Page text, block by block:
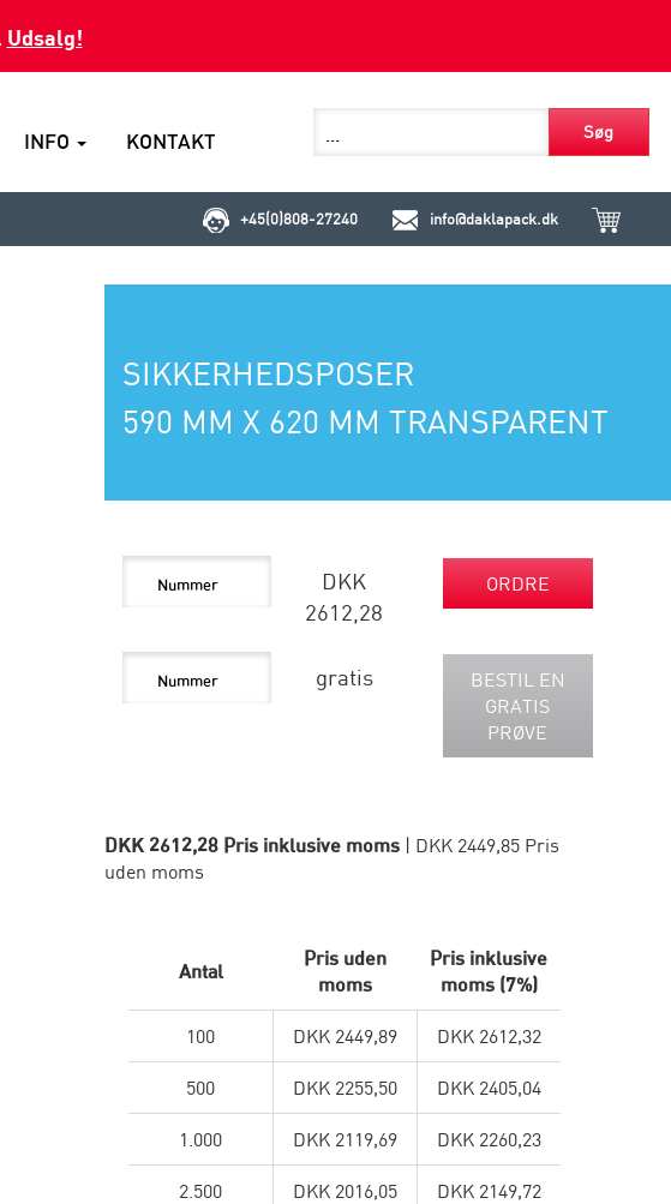
Udsalg!
INFO KONTAKT Søg
+45(0)808-27240 info@daklapack.dk
SIKKERHEDSPOSER
590 MM X 620 MM TRANSPARENT
DKK
2612,28
ORDRE
gratis
BESTIL EN
GRATIS
PRØVE
DKK 2612,28 Pris inklusive moms | DKK 2449,85 Pris
uden moms
Antal
Pris uden
moms
Pris inklusive
moms (7%)
100 DKK 2449,89 DKK 2612,32
500 DKK 2255,50 DKK 2405,04
1.000 DKK 2119,69 DKK 2260,23
2.500 DKK 2016,05 DKK 2149,72